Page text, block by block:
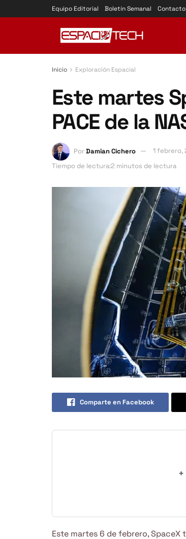
Equipo Editorial Boletín Semanal Contacto
Inicio Exploración Espacial
Este martes
PACE de la
PorDamian Cichero 1 febrero,
Tiempo de lectura:2 minutos de lectura
Comparte en Facebook
+
Este martes 6 de febrero, SpaceX